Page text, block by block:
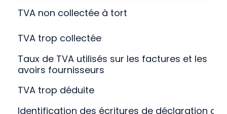
TVA non collectée à tort
TVA trop collectée
Taux de TVA utilisés sur les factures et les
avoirs fournisseurs
TVA trop déduite
Identification des écritures de déclaration de